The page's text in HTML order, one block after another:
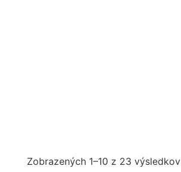
Zobrazených 1–10 z 23 výsledkov